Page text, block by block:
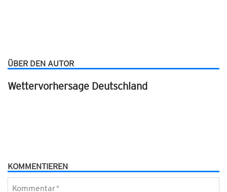
ÜBER DEN AUTOR
Wettervorhersage Deutschland
KOMMENTIEREN